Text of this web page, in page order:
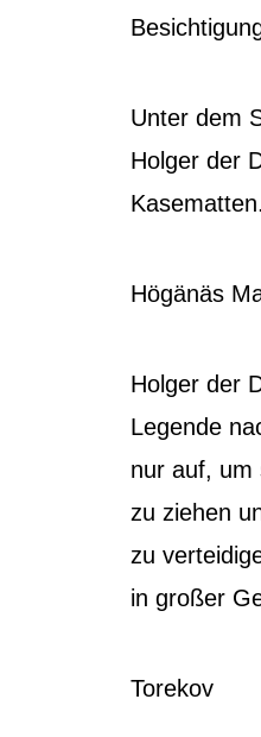
Unter dem
Holger der
Kasematten.
Högänäs
Holger der
Legende
nur auf, um
zu ziehen
zu
in großer
Torekov